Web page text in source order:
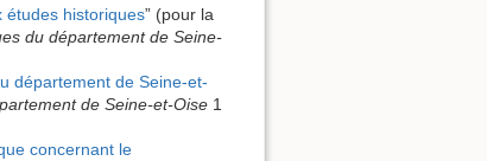
études historiques” (pour la
du département de Seine-
département de Seine-et-
de Seine-et-Oise 1
concernant le